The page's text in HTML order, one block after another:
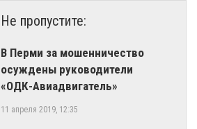
Не пропустите:
В Перми за мошенничество
осуждены руководители
«ОДК-Авиадвигатель»
11 апреля 2019, 12:35